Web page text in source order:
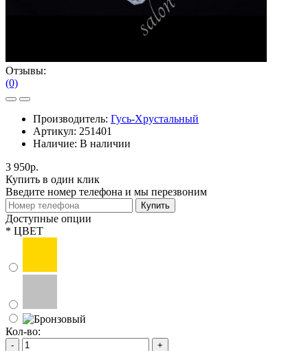
Отзывы:
(0)
Производитель: Гусь-Хрустальный
Артикул: 251401
Наличие: В наличии
3 950р.
Купить в один клик
Введите номер телефона и мы перезвоним
Купить
Доступные опции
* ЦВЕТ
Кол-во:
-
+